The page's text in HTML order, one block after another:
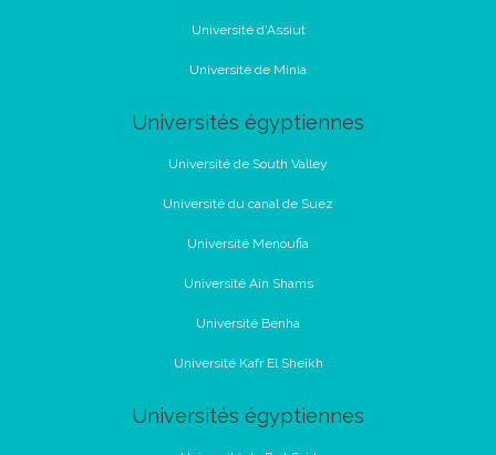
Université d'Assiut
Université de Minia
Universités égyptiennes
Université de South Valley
Université du canal de Suez
Université Menoufia
Université Ain Shams
Université Benha
Université Kafr El Sheikh
Universités égyptiennes